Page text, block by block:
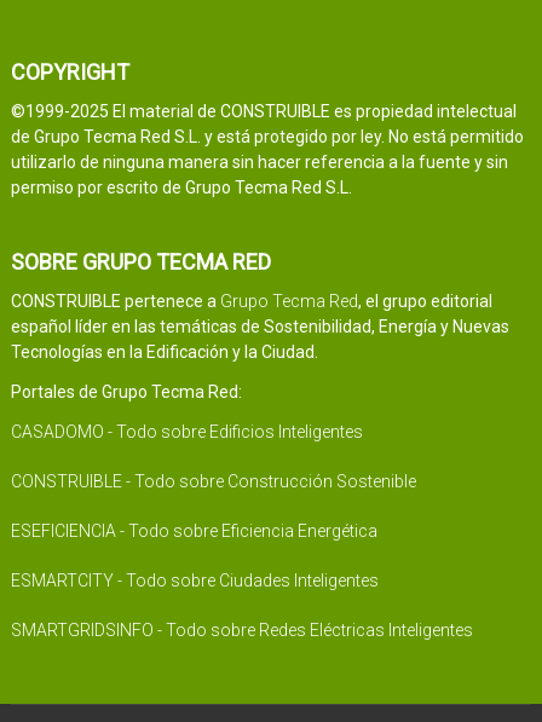
COPYRIGHT
©1999-2025 El material de CONSTRUIBLE es propiedad intelectual
de Grupo Tecma Red S.L. y está protegido por ley. No está permitido
utilizarlo de ninguna manera sin hacer referencia a la fuente y sin
permiso por escrito de Grupo Tecma Red S.L.
SOBRE GRUPO TECMA RED
CONSTRUIBLE pertenece a Grupo Tecma Red, el grupo editorial
español líder en las temáticas de Sostenibilidad, Energía y Nuevas
Tecnologías en la Edificación y la Ciudad.
Portales de Grupo Tecma Red:
CASADOMO - Todo sobre Edificios Inteligentes
CONSTRUIBLE - Todo sobre Construcción Sostenible
ESEFICIENCIA - Todo sobre Eficiencia Energética
ESMARTCITY - Todo sobre Ciudades Inteligentes
SMARTGRIDSINFO - Todo sobre Redes Eléctricas Inteligentes